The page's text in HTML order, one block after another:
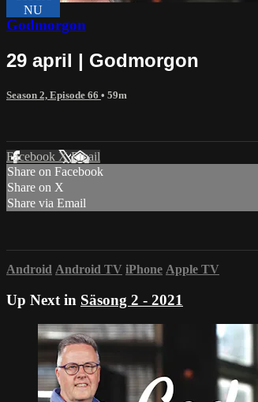
Godmorgon
29 april | Godmorgon
Season 2, Episode 66 • 59m
Facebook XEmail
Share on Facebook
Share on X
Share via Email
Android Android TV iPhone Apple TV
Up Next in Säsong 2 - 2021